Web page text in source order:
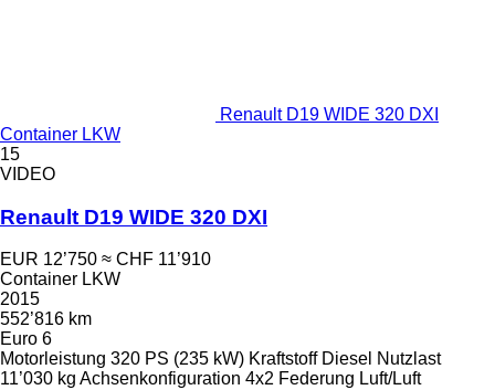
Renault D19 WIDE 320 DXI
Container LKW
15
VIDEO
Renault D19 WIDE 320 DXI
EUR 12’750 ≈ CHF 11’910
Container LKW
2015
552’816 km
Euro 6
Motorleistung 320 PS (235 kW) Kraftstoff Diesel Nutzlast
11’030 kg Achsenkonfiguration 4x2 Federung Luft/Luft